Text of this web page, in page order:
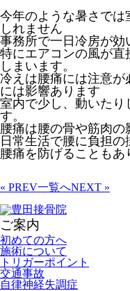
今年のような暑さでは
しれません
事務所で一日冷房が
特にエアコンの風が直
しまいます。
冷えは腰痛には注意
には影響あります
室内で少し、動いた
す。
腰痛は腰の骨や筋肉の
日常生活で腰に負担
腰痛を防げることもあ
« PREV一覧へNEXT »
ご案内
初めての方へ
施術について
トリガーポイント
交通事故
自律神経失調症